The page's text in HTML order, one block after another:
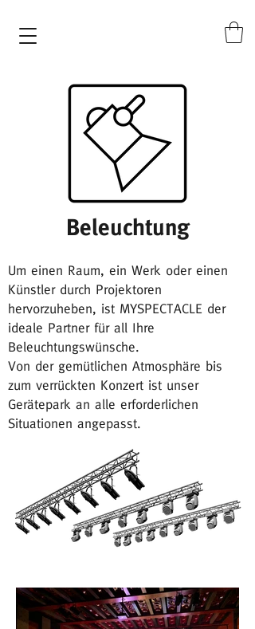
Beleuchtung
Um einen Raum, ein Werk oder einen
Künstler durch Projektoren
hervorzuheben, ist MYSPECTACLE der
ideale Partner für all Ihre
Beleuchtungswünsche.
Von der gemütlichen Atmosphäre bis
zum verrückten Konzert ist unser
Gerätepark an alle erforderlichen
Situationen angepasst.